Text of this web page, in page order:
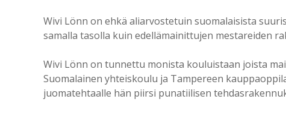
Wivi Lönn on ehkä aliarvostetuin suomalaisista
samalla tasolla kuin edellämainittujen mestareiden
Wivi Lönn on tunnettu monista kouluistaan joista
Suomalainen yhteiskoulu ja Tampereen
juomatehtaalle hän piirsi punatiilisen